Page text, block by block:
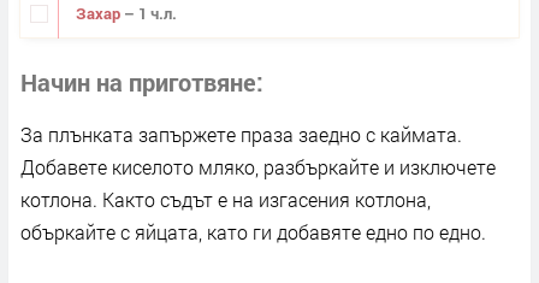
Захар – 1 ч.л.
Начин на приготвяне
За плънката запържете праза заедно с каймата.
Добавете киселото мляко, разбъркайте и изключете
котлона. Както съдът е на изгасения котлона,
объркайте с яйцата, като ги добавяте едно по едно.